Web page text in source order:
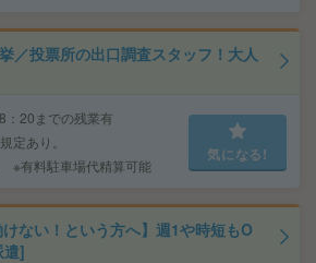
／投票所の出口調査スタッフ！大人
：20までの残業有
定あり。
※有料駐車場代精算可能
気になる!
けない！という方へ】週1や時短もO
遣]